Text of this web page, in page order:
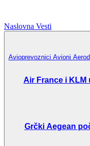
Naslovna Vesti
Avioprevoznici Avioni
Air France i
Grčki Aegean